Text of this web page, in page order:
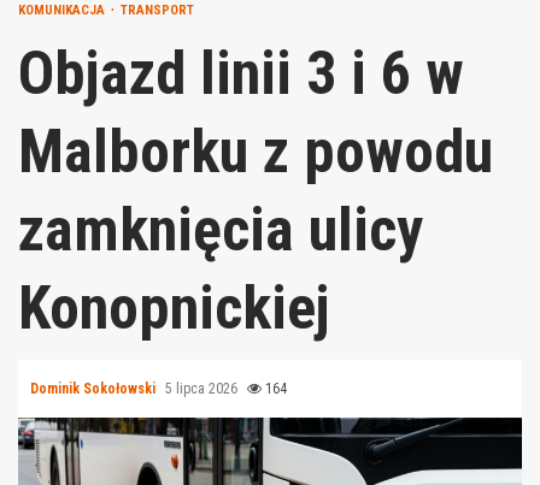
KOMUNIKACJA TRANSPORT
Objazd linii 3 i 6 w
Malborku z powodu
zamknięcia ulicy
Konopnickiej
Dominik Sokołowski 5 lipca 2026 164